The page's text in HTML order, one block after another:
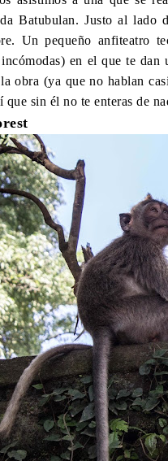
Batubulan. Justo al lado
Un pequeño anfiteatro
en el que te dan
obra (ya que no hablan
que sin él no te enteras de